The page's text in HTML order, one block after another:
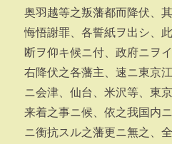
奥羽越等之叛藩都而降伏、
悔悟謝罪、各誓紙ヲ出シ、
断ヲ仰キ候ニ付、政府ニヲ
右降伏之各藩主、速ニ東京
ニ会津、仙台、米沢等、東
来着之事ニ候、依之我国内
ニ衡抗スル之藩更ニ無之、